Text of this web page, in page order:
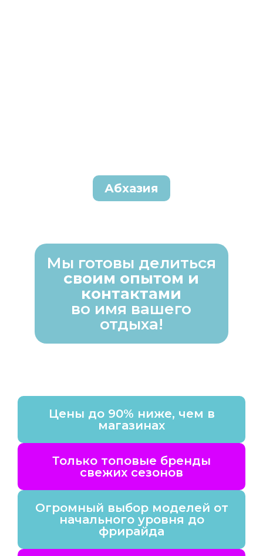
Абхазия
Мы готовы делиться
своим опытом и
контактами
во имя вашего
отдыха!
Цены до 90% ниже, чем в
магазинах
Только топовые бренды
свежих сезонов
Огромный выбор моделей от
начального уровня до
фрирайда